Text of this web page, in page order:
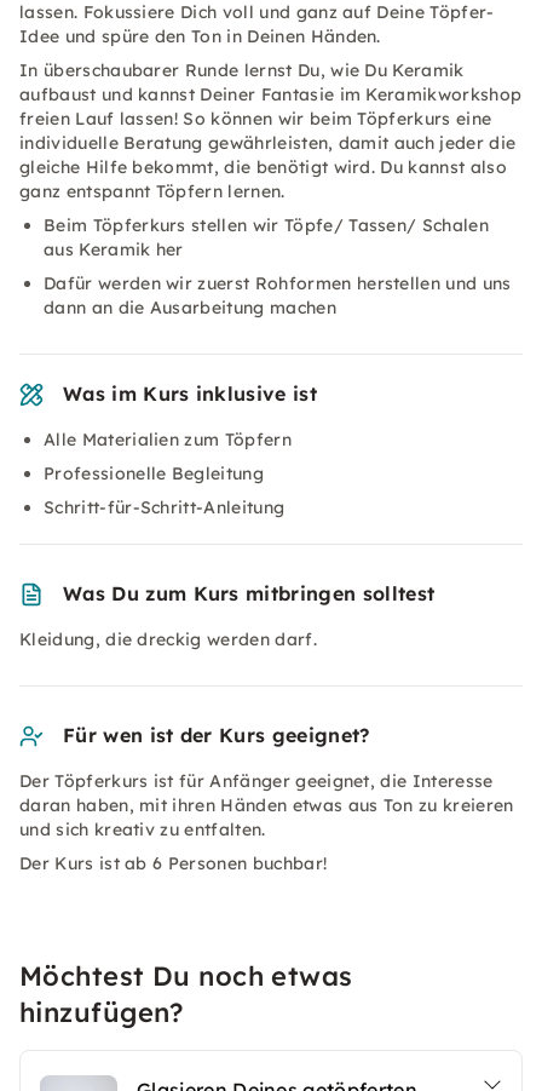
lassen. Fokussiere Dich voll und ganz auf Deine Töpfer-
Idee und spüre den Ton in Deinen Händen.
In überschaubarer Runde lernst Du, wie Du Keramik
aufbaust und kannst Deiner Fantasie im Keramikworkshop
freien Lauf lassen! So können wir beim Töpferkurs eine
individuelle Beratung gewährleisten, damit auch jeder die
gleiche Hilfe bekommt, die benötigt wird. Du kannst also
ganz entspannt Töpfern lernen.
Beim Töpferkurs stellen wir Töpfe/ Tassen/ Schalen
aus Keramik her
Dafür werden wir zuerst Rohformen herstellen und uns
dann an die Ausarbeitung machen
Was im Kurs inklusive ist
Alle Materialien zum Töpfern
Professionelle Begleitung
Schritt-für-Schritt-Anleitung
Was Du zum Kurs mitbringen solltest
Kleidung, die dreckig werden darf.
Für wen ist der Kurs geeignet?
Der Töpferkurs ist für Anfänger geeignet, die Interesse
daran haben, mit ihren Händen etwas aus Ton zu kreieren
und sich kreativ zu entfalten.
Der Kurs ist ab 6 Personen buchbar!
Möchtest Du noch etwas
hinzufügen?